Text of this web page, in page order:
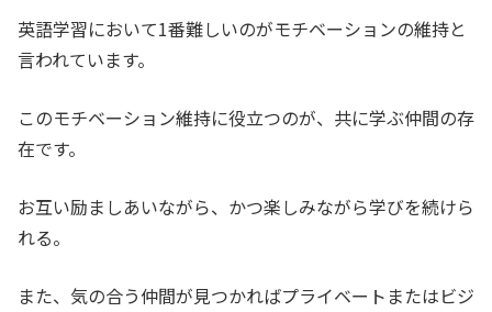
英語学習において1番難しいのがモチベーションの維持と
言われています。
このモチベーション維持に役立つのが、共に学ぶ仲間の存
在です。
お互い励ましあいながら、かつ楽しみながら学びを続けら
れる。
また、気の合う仲間が見つかればプライベートまたはビジ